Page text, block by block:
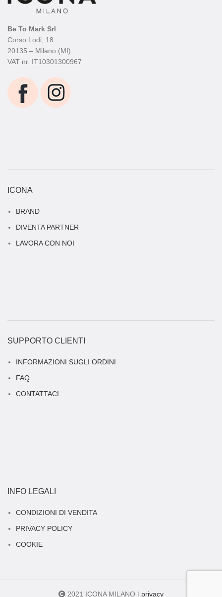
Be To Mark Srl
Corso Lodi, 18
20135 – Milano (MI)
VAT nr. IT10301300967
ICONA
BRAND
DIVENTA PARTNER
LAVORA CON NOI
SUPPORTO CLIENTI
INFORMAZIONI SUGLI ORDINI
FAQ
CONTATTACI
INFO LEGALI
CONDIZIONI DI VENDITA
PRIVACY POLICY
COOKIE
2021 ICONA MILANO | privacy